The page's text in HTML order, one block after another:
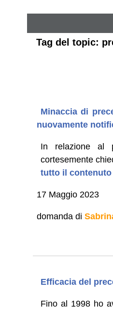
Tag del topic:
Minaccia di
nuovamente
In relazione al
cortesemente
tutto il
17 Maggio 2023
domanda di
Efficacia del
Fino al 1998 ho